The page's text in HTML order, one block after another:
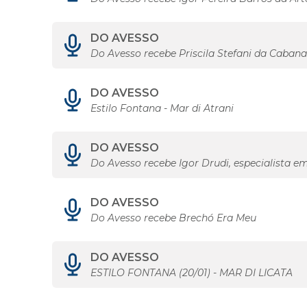
DO AVESSO
Do Avesso recebe Priscila Stefani da
DO AVESSO
Estilo Fontana - Mar di Atrani
DO AVESSO
Do Avesso recebe Igor Drudi, especialista
DO AVESSO
Do Avesso recebe Brechó Era Meu
DO AVESSO
ESTILO FONTANA (20/01) - MAR DI LICATA